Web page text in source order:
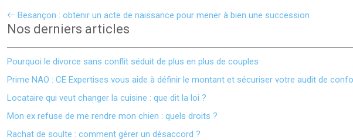
Besançon : obtenir un acte de naissance pour mener à bien une succession
Nos derniers articles
Pourquoi le divorce sans conflit séduit de plus en plus de couples
Prime NAO : CE Expertises vous aide à définir le montant et sécuriser votre audit de
Locataire qui veut changer la cuisine : que dit la loi ?
Mon ex refuse de me rendre mon chien : quels droits ?
Rachat de soulte : comment gérer un désaccord ?